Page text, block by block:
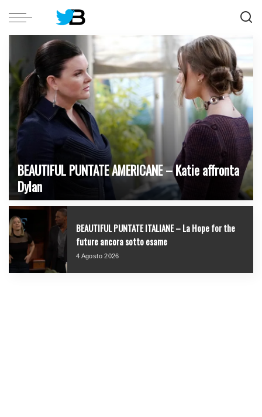
BEAUTIFUL PUNTATE AMERICANE – Katie affronta
Dylan
BEAUTIFUL PUNTATE ITALIANE – La Hope for the
future ancora sotto esame
4 Agosto 2026